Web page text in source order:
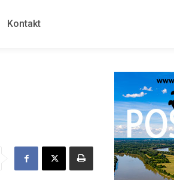
Kontakt